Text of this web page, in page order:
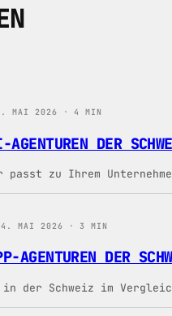
MAI 2026 · 4 MIN
DER
passt zu Ihrem
MAI 2026 · 3 MIN
AGENTUREN DER
in der Schweiz im